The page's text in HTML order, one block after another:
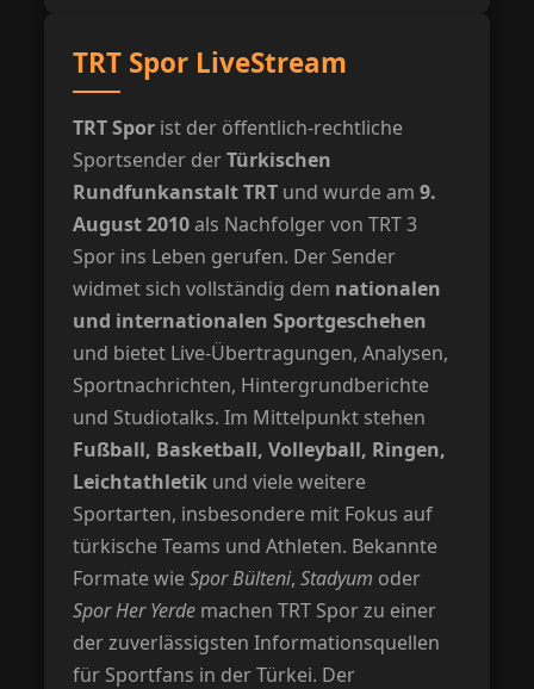
TRT Spor LiveStream
TRT Spor ist der öffentlich-rechtliche
Sportsender derTürkischen
Rundfunkanstalt TRT und wurde am9.
August 2010als Nachfolger von TRT 3
Spor ins Leben gerufen. Der Sender
widmet sich vollständig dem nationalen
und internationalen Sportgeschehen
und bietet Live-Übertragungen, Analysen,
Sportnachrichten, Hintergrundberichte
und Studiotalks. Im Mittelpunkt stehen
Fußball, Basketball, Volleyball, Ringen,
Leichtathletik und viele weitere
Sportarten, insbesondere mit Fokus auf
türkische Teams und Athleten. Bekannte
Formate wieSpor Bülteni,Stadyum oder
Spor Her Yerde machen TRT Spor zu einer
der zuverlässigsten Informationsquellen
für Sportfans in der Türkei. Der